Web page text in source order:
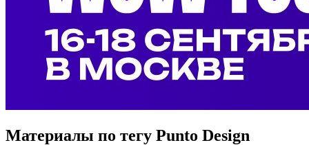
Материалы по тегу Punto Design